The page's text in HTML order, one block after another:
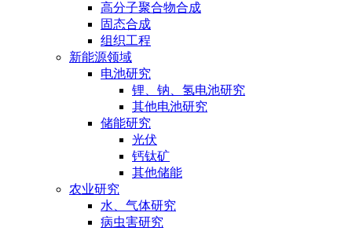
高分子聚合物合成
固态合成
组织工程
新能源领域
电池研究
锂、钠、氢电池研究
其他电池研究
储能研究
光伏
钙钛矿
其他储能
农业研究
水、气体研究
病虫害研究